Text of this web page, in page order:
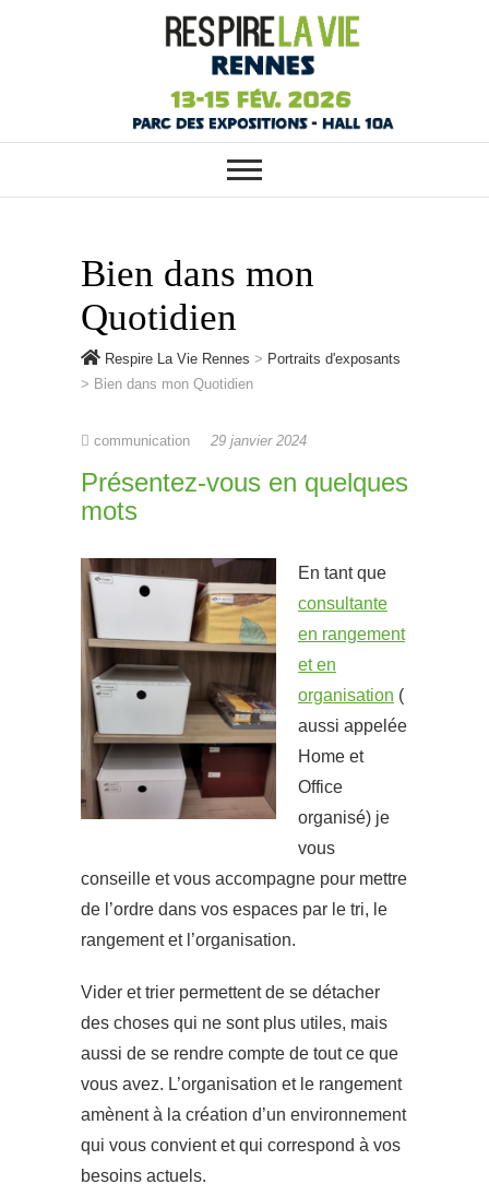
Respire La Vie
Rennes
RESPIRE LA VIE RENNES :
VOTRE SALON ÉCOLO, BIO,
BIEN-ÊTRE ET HABITAT SAIN À
Bien dans mon
Quotidien
Respire La Vie Rennes > Portraits d'exposants
> Bien dans mon Quotidien
communication 29 janvier 2024
Présentez-vous en quelques
mots
En tant que
consultante
en rangement
et en
organisation (
aussi appelée
Home et
Office
organisé) je
vous
conseille et vous accompagne pour mettre
de l’ordre dans vos espaces par le tri, le
rangement et l’organisation.
Vider et trier permettent de se détacher
des choses qui ne sont plus utiles, mais
aussi de se rendre compte de tout ce que
vous avez. L’organisation et le rangement
amènent à la création d’un environnement
qui vous convient et qui correspond à vos
besoins actuels.